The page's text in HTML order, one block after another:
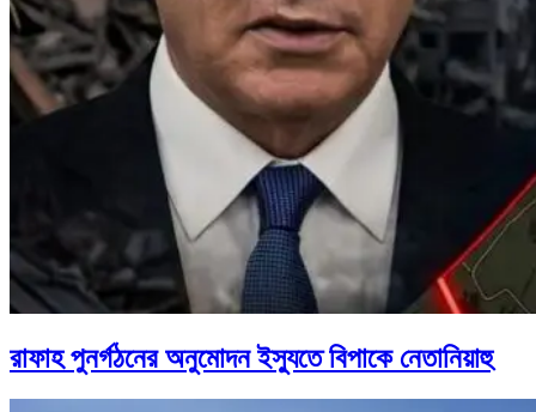
রাফাহ পুনর্গঠনের অনুমোদন ইস্যুতে বিপাকে নেতানিয়াহু